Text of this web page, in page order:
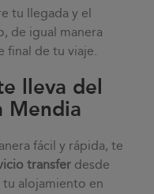
tu llegada y el
de igual manera
final de tu viaje.
lleva del
Mendia
fácil y rápida, te
transfer desde
alojamiento en